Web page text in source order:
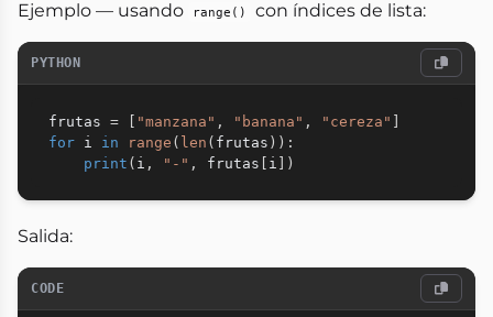
Ejemplo — usando range() con índices de lista:
PYTHON
frutas = "manzana" , "banana" , "cereza"
for i in range ( len ( frutas ) ) :
print ( i , "-" , frutas i )
Salida:
CODE